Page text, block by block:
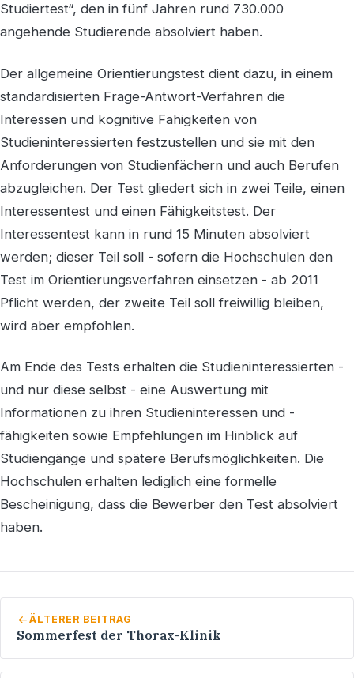
Studiertest“, den in fünf Jahren rund 730.000
angehende Studierende absolviert haben.
Der allgemeine Orientierungstest dient dazu, in einem
standardisierten Frage-Antwort-Verfahren die
Interessen und kognitive Fähigkeiten von
Studieninteressierten festzustellen und sie mit den
Anforderungen von Studienfächern und auch Berufen
abzugleichen. Der Test gliedert sich in zwei Teile, einen
Interessentest und einen Fähigkeitstest. Der
Interessentest kann in rund 15 Minuten absolviert
werden; dieser Teil soll - sofern die Hochschulen den
Test im Orientierungsverfahren einsetzen - ab 2011
Pflicht werden, der zweite Teil soll freiwillig bleiben,
wird aber empfohlen.
Am Ende des Tests erhalten die Studieninteressierten -
und nur diese selbst - eine Auswertung mit
Informationen zu ihren Studieninteressen und -
fähigkeiten sowie Empfehlungen im Hinblick auf
Studiengänge und spätere Berufsmöglichkeiten. Die
Hochschulen erhalten lediglich eine formelle
Bescheinigung, dass die Bewerber den Test absolviert
haben.
ÄLTERER BEITRAG
Sommerfest der Thorax-Klinik